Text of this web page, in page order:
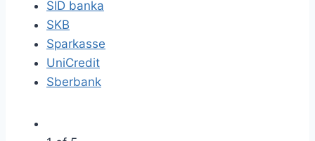
SID banka
SKB
Sparkasse
UniCredit
Sberbank